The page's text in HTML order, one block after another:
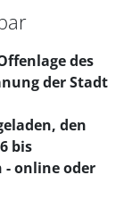
des
der Stadt
den
bis
- online oder